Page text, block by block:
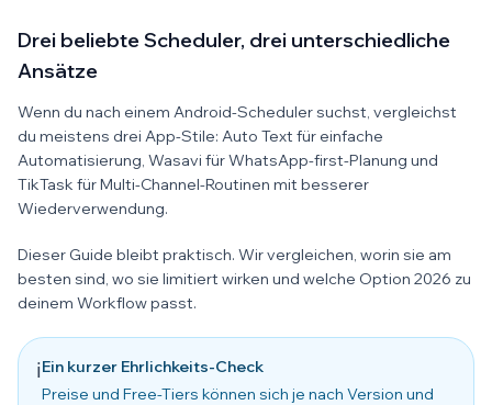
Drei beliebte Scheduler, drei unterschiedliche
Ansätze
Wenn du nach einem Android-Scheduler suchst, vergleichst
du meistens drei App-Stile: Auto Text für einfache
Automatisierung, Wasavi für WhatsApp-first-Planung und
TikTask für Multi-Channel-Routinen mit besserer
Wiederverwendung.
Dieser Guide bleibt praktisch. Wir vergleichen, worin sie am
besten sind, wo sie limitiert wirken und welche Option 2026 zu
deinem Workflow passt.
ℹ️Ein kurzer Ehrlichkeits-Check
Preise und Free-Tiers können sich je nach Version und